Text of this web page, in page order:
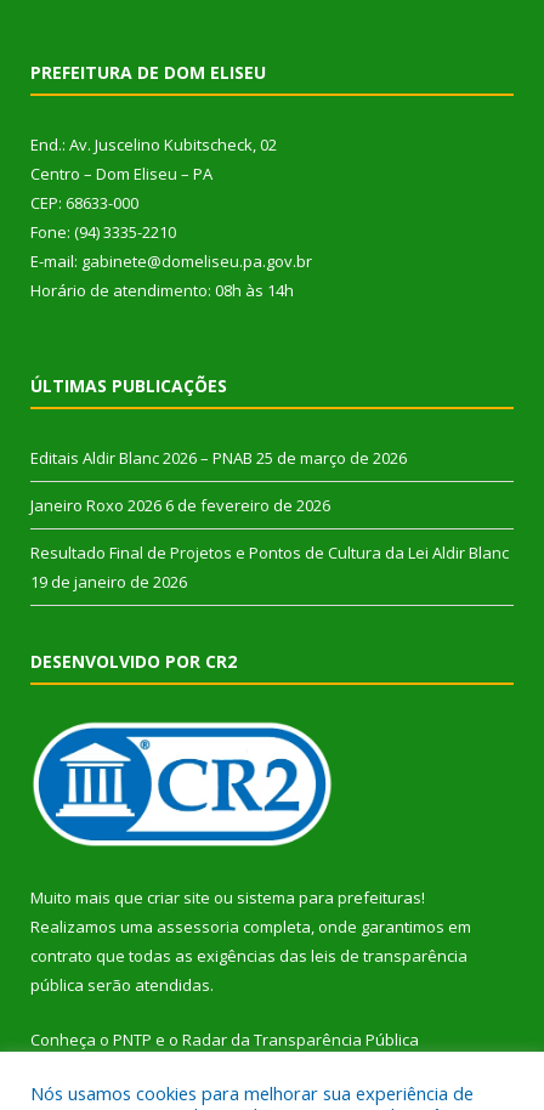
PREFEITURA DE DOM ELISEU
End.: Av. Juscelino Kubitscheck, 02
Centro – Dom Eliseu – PA
CEP: 68633-000
Fone: (94) 3335-2210
E-mail: gabinete@domeliseu.pa.gov.br
Horário de atendimento: 08h às 14h
ÚLTIMAS PUBLICAÇÕES
Editais Aldir Blanc 2026 – PNAB 25 de março de 2026
Janeiro Roxo 2026 6 de fevereiro de 2026
Resultado Final de Projetos e Pontos de Cultura da Lei Aldir Blanc
19 de janeiro de 2026
DESENVOLVIDO POR CR2
Muito mais que criar site ou sistema para prefeituras!
Realizamos uma assessoria completa, onde garantimos em
contrato que todas as exigências das leis de transparência
pública serão atendidas.
Conheça o PNTP e o Radar da Transparência Pública
Nós usamos cookies para melhorar sua experiência de